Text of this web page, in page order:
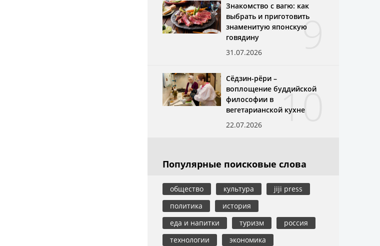
9
Знакомство с вагю: как
выбрать и приготовить
знаменитую японскую
говядину
31.07.2026
10
Сёдзин-рёри –
воплощение буддийской
философии в
вегетарианской кухне
22.07.2026
Популярные поисковые слова
общество культура
jiji press
политика
история
еда и напитки
туризм
россия
технологии
экономика